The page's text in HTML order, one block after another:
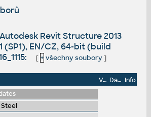
Revit Structure 2013
(SP1), EN/CZ, 64-bit (build
[ + všechny soubory]
Velikost Datum Info